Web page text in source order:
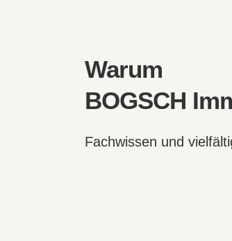
Warum
BOGSCH
Fachwissen und